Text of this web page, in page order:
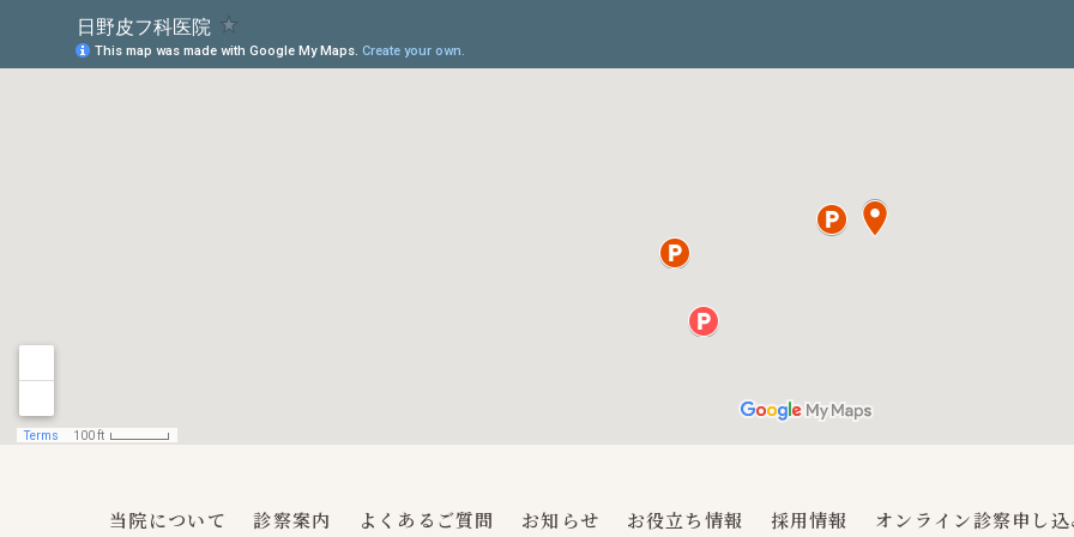
当院について 診察案内 よくあるご質問 お知らせ お役立ち情報 採用情報 オンライン診察申し